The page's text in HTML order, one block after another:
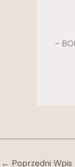
~
← Poprzedni Wpis